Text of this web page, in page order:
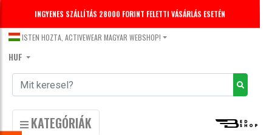
DECEMBER 31-IG -20% KEDVEZMÉNY LEGGINGS-EKRE.
KUPONKÓD: LEGGINGS20
ISTEN HOZTA, ACTIVEWEAR MAGYAR WEBSHOP!
HUF
KATEGÓRIÁK